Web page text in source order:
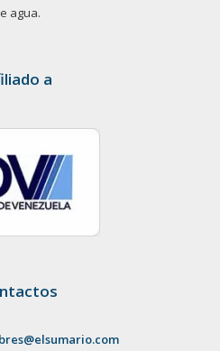
agua.
a